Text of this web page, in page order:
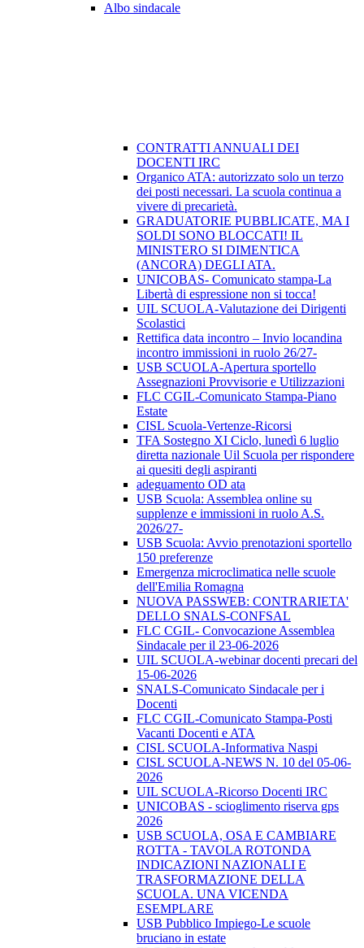
Albo sindacale
CONTRATTI ANNUALI DEI
DOCENTI IRC
Organico ATA: autorizzato solo un terzo
dei posti necessari. La scuola continua a
vivere di precarietà.
GRADUATORIE PUBBLICATE, MA I
SOLDI SONO BLOCCATI! IL
MINISTERO SI DIMENTICA
(ANCORA) DEGLI ATA.
UNICOBAS- Comunicato stampa-La
Libertà di espressione non si tocca!
UIL SCUOLA-Valutazione dei Dirigenti
Scolastici
Rettifica data incontro – Invio locandina
incontro immissioni in ruolo 26/27-
USB SCUOLA-Apertura sportello
Assegnazioni Provvisorie e Utilizzazioni
FLC CGIL-Comunicato Stampa-Piano
Estate
CISL Scuola-Vertenze-Ricorsi
TFA Sostegno XI Ciclo, lunedì 6 luglio
diretta nazionale Uil Scuola per rispondere
ai quesiti degli aspiranti
adeguamento OD ata
USB Scuola: Assemblea online su
supplenze e immissioni in ruolo A.S.
2026/27-
USB Scuola: Avvio prenotazioni sportello
150 preferenze
Emergenza microclimatica nelle scuole
dell'Emilia Romagna
NUOVA PASSWEB: CONTRARIETA'
DELLO SNALS-CONFSAL
FLC CGIL- Convocazione Assemblea
Sindacale per il 23-06-2026
UIL SCUOLA-webinar docenti precari del
15-06-2026
SNALS-Comunicato Sindacale per i
Docenti
FLC CGIL-Comunicato Stampa-Posti
Vacanti Docenti e ATA
CISL SCUOLA-Informativa Naspi
CISL SCUOLA-NEWS N. 10 del 05-06-
2026
UIL SCUOLA-Ricorso Docenti IRC
UNICOBAS - scioglimento riserva gps
2026
USB SCUOLA, OSA E CAMBIARE
ROTTA - TAVOLA ROTONDA
INDICAZIONI NAZIONALI E
TRASFORMAZIONE DELLA
SCUOLA. UNA VICENDA
ESEMPLARE
USB Pubblico Impiego-Le scuole
bruciano in estate